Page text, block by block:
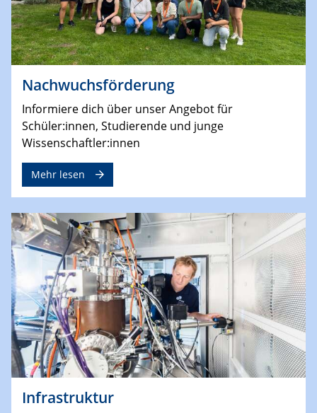
Nachwuchsförderung
Informiere dich über unser Angebot für
Schüler:innen, Studierende und junge
Wissenschaftler:innen
Mehr lesen
Infrastruktur